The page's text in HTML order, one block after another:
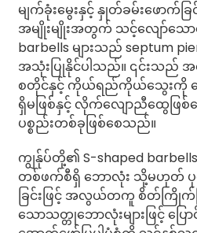
မျက်ခုံးမွေးနှင့် နှုတ်ခမ်းဖောက်ခ
အမျိုးမျိုးအတွက် သင့်လျော်သေ
barbells များသည် septum
အသုံးပြုနိုင်ပါသည်။ ၎င်းသည် အ
စတိုင်နှင့် ကိုယ်ရည်ကိုယ်သွေးကို ဖ
ရှိမဖြစ်နှင့် လိုက်လျောညီထွေဖြ
ပစ္စည်းတစ်ခုဖြစ်စေသည်။
ကျွန်ုပ်တို့၏ S-shaped
တစ်ဖက်စီရှိ ဘောလုံး သို့မဟုတ် ပုတီ
ခြင်းဖြင့် အလွယ်တကူ စိတ်ကြိုက်
သောသတ္တုဘောလုံးများဖြင့် ပြ